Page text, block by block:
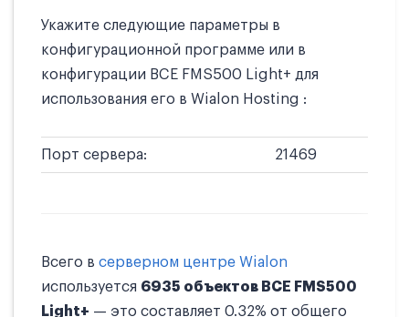
Укажите следующие параметры в
конфигурационной программе или в
конфигурации BCE FMS500 Light+ для
использования его в Wialon Hosting :
Порт сервера: 21469
Всего в серверном центре Wialon
используется 6935 объектов BCE FMS500
Light+ — это составляет 0.32% от общего